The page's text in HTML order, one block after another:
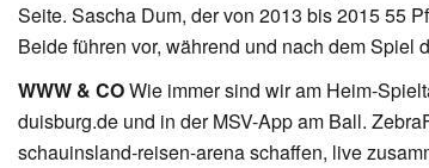
Seite. Sascha Dum, der von 2013 bis 2015 55
Beide führen vor, während und nach dem Spiel
WWW & COWie immer sind wir am Heim-
duisburg.de und in der MSV-App am Ball.
schauinsland-reisen-arena schaffen, live